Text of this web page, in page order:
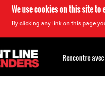
We use cookies on this site
By clicking any link on this page
Rencontre